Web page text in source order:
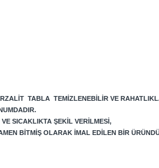
TABLA TEMIZLENEBILIR VE
SICAKLIKTA ŞEKIL VERILMESI,
BITMIŞ OLARAK IMAL EDILEN BIR